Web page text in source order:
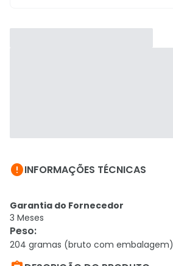
INFORMAÇÕES TÉCNICAS
Garantia do Fornecedor
3 Meses
Peso:
204 gramas (bruto com embalagem)